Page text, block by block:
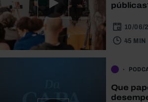
10/06/
45 MIN
Que